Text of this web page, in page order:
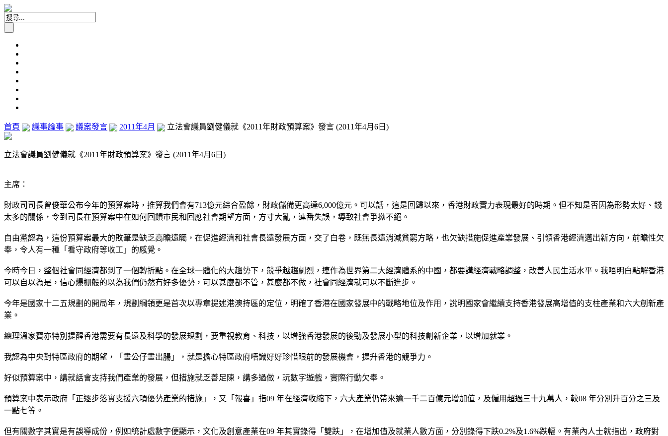
首頁 議事論事 議案發言 2011年4月 立法會議員劉健儀就《2011年財政預算案》發言 (2011年4月6日)
立法會議員劉健儀就《2011年財政預算案》發言 (2011年4月6日)
主席：
財政司司長曾俊華公布今年的預算案時，推算我們會有713億元綜合盈餘，財政儲備更高達6,000億元。可以話，這是回歸以來，香港財政實力表現最好的時期。但不知是否因為形勢太好、錢
太多的關係，令到司長在預算案中在如何回饋巿民和回應社會期望方面，方寸大亂，連番失誤，導致社會爭拗不絕。
自由黨認為，這份預算案最大的敗筆是缺乏高瞻遠矚，在促進經濟和社會長遠發展方面，交了白卷，既無長遠消減貧窮方略，也欠缺措施促進產業發展、引領香港經濟邁出新方向，前瞻性欠
奉，令人有一種「看守政府等收工」的感覺。
今時今日，整個社會同經濟都到了一個轉折點。在全球一體化的大趨勢下，競爭越趨劇烈，連作為世界第二大經濟體系的中國，都要講經濟戰略調整，改善人民生活水平。我唔明白點解香港
可以自以為是，信心爆棚般的以為我們仍然有好多優勢，可以甚麼都不管，甚麼都不做，社會同經濟就可以不斷進步。
今年是國家十二五規劃的開局年，規劃綱領更是首次以專章提述港澳持區的定位，明確了香港在國家發展中的戰略地位及作用，說明國家會繼續支持香港發展高增值的支柱產業和六大創新產
業。
總理溫家寶亦特別提醒香港需要有長遠及科學的發展規劃，要重視教育、科技，以增強香港發展的後勁及發展小型的科技創新企業，以增加就業。
我認為中央對特區政府的期望，「畫公仔畫出腸」，就是擔心特區政府唔識好好珍惜眼前的發展機會，提升香港的競爭力。
好似預算案中，講就話會支持我們產業的發展，但措施就乏善足陳，講多過做，玩數字遊戲，實際行動欠奉。
預算案中表示政府「正逐步落實支援六項優勢產業的措施」，又「報喜」指09 年在經濟收縮下，六大產業仍帶來逾一千二百億元增加值，及僱用超過三十九萬人，較08 年分別升百分之三及
一點七等。
但有關數字其實是有誤導成份，例如統計處數字便顯示，文化及創意產業在09 年其實錄得「雙跌」，在增加值及就業人數方面，分別錄得下跌0.2%及1.6%跌幅。有業內人士就指出，政府對